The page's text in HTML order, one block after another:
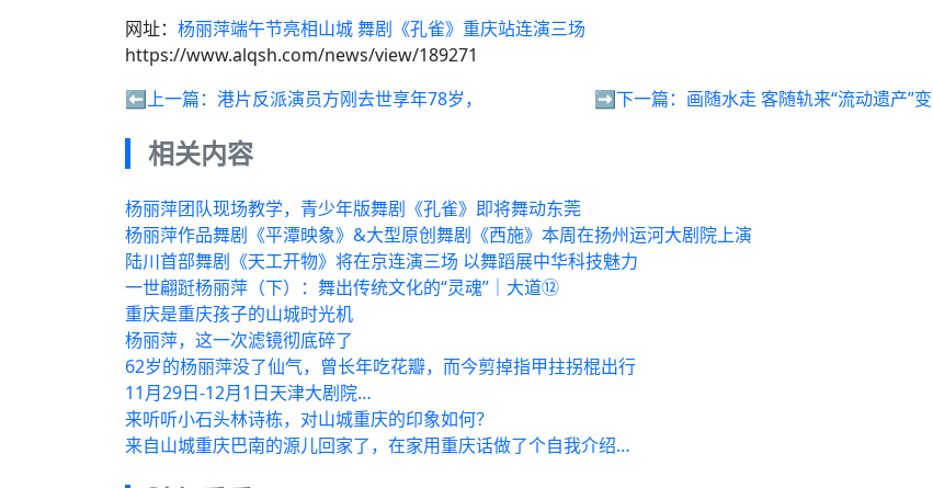
网址： 杨丽萍端午节亮相山城 舞剧《孔雀》重庆站连演三场
https://www.alqsh.com/news/view/189271
⬅️上一篇： 港片反派演员方刚去世享年78岁， ➡️下一篇： 画随水走 客随轨来“流动遗产”变
相关内容
杨丽萍团队现场教学，青少年版舞剧《孔雀》即将舞动东莞
杨丽萍作品舞剧《平潭映象》&大型原创舞剧《西施》本周在扬州运河大剧院上演
陆川首部舞剧《天工开物》将在京连演三场 以舞蹈展中华科技魅力
一世翩跹杨丽萍（下）：舞出传统文化的“灵魂”｜大道⑫
重庆是重庆孩子的山城时光机
杨丽萍，这一次滤镜彻底碎了
62岁的杨丽萍没了仙气，曾长年吃花瓣，而今剪掉指甲拄拐棍出行
11月29日-12月1日天津大剧院…
来听听小石头林诗栋，对山城重庆的印象如何？
来自山城重庆巴南的源儿回家了，在家用重庆话做了个自我介绍…